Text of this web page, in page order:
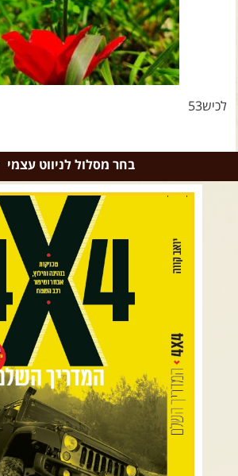
הירשמו לניוזלטר שבילים
הבלוג של יואב קווה
פודקאסט ג'יפאות
צרו קשר עם שביליםלכיש53
בחר מסלול לניווט עצמי
רמת הגולן וגליל עליון
כרמל ורמות מנשה
בקעת הירדן והשומרון
השרון ומישור החוף
הרי ירושלים והשפלה
מדבר יהודה וים המלח
צפון ומערב הנגב
הר הנגב והערבה
רכב שטח רך רכב שטח קשוח